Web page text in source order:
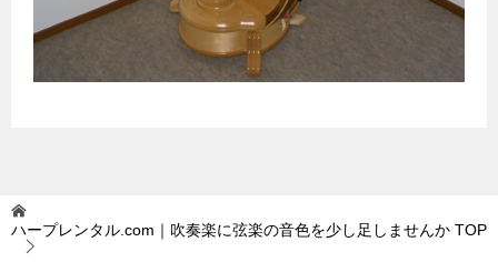
ハープレンタル.com｜吹奏楽に弦楽の音色を少し足しませんか TOP